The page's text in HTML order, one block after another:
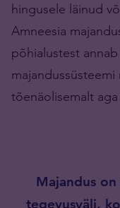
hingusele läinud
Amneesia
põhialustest
majandussüsteemi
tõenäolisemalt
Majandus
tegevusväli,